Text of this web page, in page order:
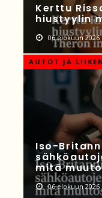
Kerttu
hiustyylin
06 elokuun 2026
AUTOT JA
Iso-
mitä
06 elokuun 2026